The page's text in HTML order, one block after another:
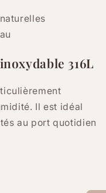
316L
Il est idéal
au port quotidien